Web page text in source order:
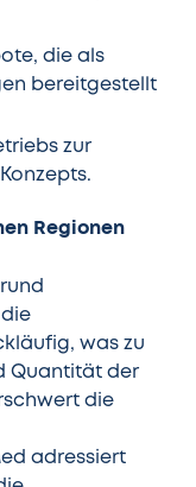
die als
bereitgestellt
zur
Regionen
was zu
Quantität der
die
adressiert